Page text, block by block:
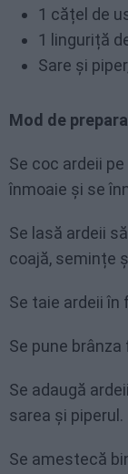
1 cățel de
1 linguriță
Sare și
Mod de
Se coc ardeii
înmoaie și se
Se lasă ardeii
coajă, semințe
Se taie ardeii în
Se pune
Se adaugă
sarea și piperul.
Se amestecă